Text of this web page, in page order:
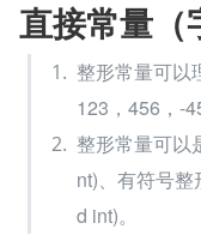
直接常量（
整形常量可以
123，456，-
整形常量可以
nt)、有符号
d int)。